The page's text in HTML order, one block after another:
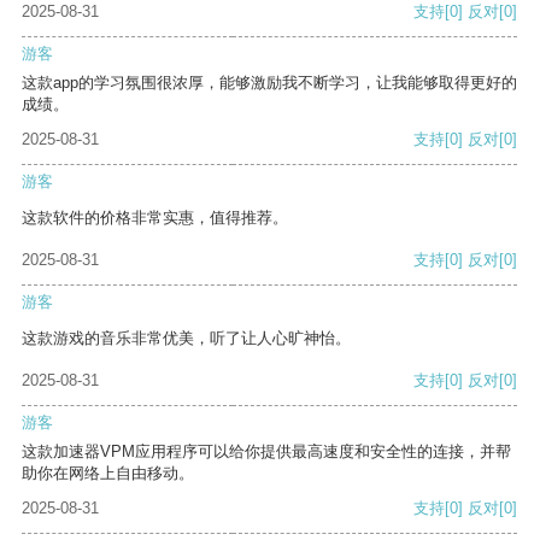
2025-08-31
支持[0] 反对[0]
游客
这款app的学习氛围很浓厚，能够激励我不断学习，让我能够取得更好的
成绩。
2025-08-31
支持[0] 反对[0]
游客
这款软件的价格非常实惠，值得推荐。
2025-08-31 支持[0] 反对[0]
游客
这款游戏的音乐非常优美，听了让人心旷神怡。
2025-08-31 支持[0] 反对[0]
游客
这款加速器VPM应用程序可以给你提供最高速度和安全性的连接，并帮
助你在网络上自由移动。
2025-08-31
支持[0] 反对[0]